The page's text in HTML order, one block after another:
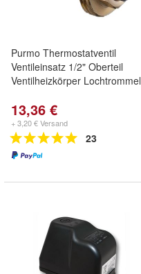
Purmo Thermostatventil
Ventileinsatz 1/2" Oberteil
Ventilheizkörper Lochtrommel
13,36 €
+ 3,20 € Versand
23